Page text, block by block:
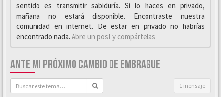
sentido es transmitir sabiduría. Si lo haces en privado,
mañana no estará disponible. Encontraste nuestra
comunidad en internet. De estar en privado no habrías
encontrado nada. Abre un post y compártelas
ANTE MI PRÓXIMO CAMBIO DE EMBRAGUE
1 mensaje